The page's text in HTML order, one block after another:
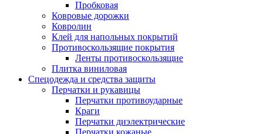
Пробковая
Ковровые дорожки
Ковролин
Клей для напольных покрытий
Противоскользящие покрытия
Ленты противоскользящие
Плитка виниловая
Спецодежда и средства защиты
Перчатки и рукавицы
Перчатки противоударные
Краги
Перчатки диэлектрические
Перчатки кожаные